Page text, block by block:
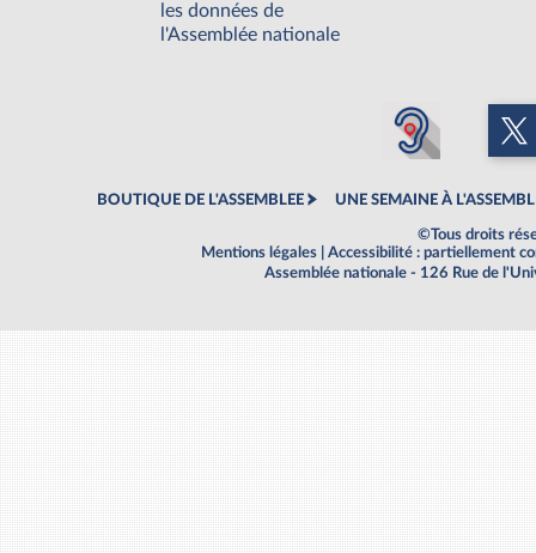
les données de
l'Assemblée nationale
BOUTIQUE DE L'ASSEMBLEE UNE SEMAINE À
©Tous droits
Mentions légales
Accessibilité : partiellement
Assemblée nationale - 126 Rue de